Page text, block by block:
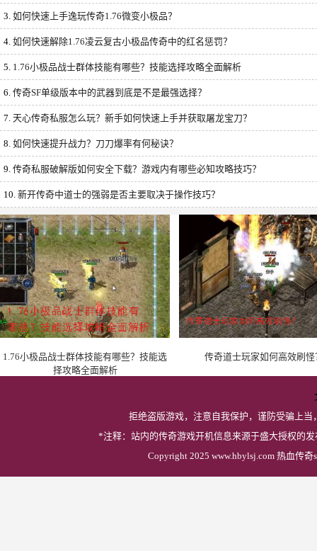
3. 如何快速上手逸玩传奇1.76微变小极品？
4. 如何快速解除1.76凌云复古小极品传奇中的红名惩罚？
5. 1.76小极品战士群体技能有哪些？技能选择攻略全面解析
6. 传奇SF单级版本中的武器到底是不是最强选择？
7. 天心传奇私服怎么玩？新手如何快速上手并获取屠龙宝刀？
8. 如何快速提升战力？刀刀爆率有何秘诀？
9. 传奇私服破解版如何安全下载？游戏内有哪些必知攻略技巧？
10. 新开传奇中道士的强弱是否主要取决于操作技巧？
1.76小极品战士群体技能有哪些？技能选
择攻略全面解析
传奇道士玩家如何高效刷怪
拒绝盗版游戏，注意自我保护，谨防受骗上
*注释：站内的传奇游戏开机信息来源于盛大授权的
Copyright 2025 www.hbylsj.com 热血传